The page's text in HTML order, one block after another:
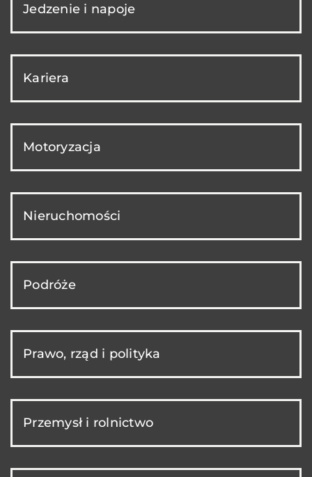
Jedzenie i napoje
Kariera
Motoryzacja
Nieruchomości
Podróże
Prawo, rząd i polityka
Przemysł i rolnictwo